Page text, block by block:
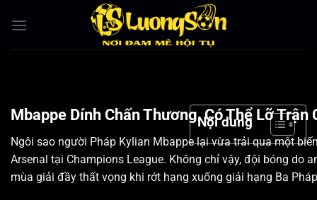
qua
Nội dung
Mbappe Dính Chấn Thương, Có Thể Lỡ Trận
Ngôi sao người Pháp Kylian Mbappe lại vừa trải qua một
Arsenal tại Champions League. Không chỉ vậy, đội bóng do
mùa giải đầy thất vọng khi rớt hạng xuống giải hạng Ba